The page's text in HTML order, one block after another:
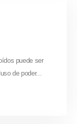
puede ser
de poder...